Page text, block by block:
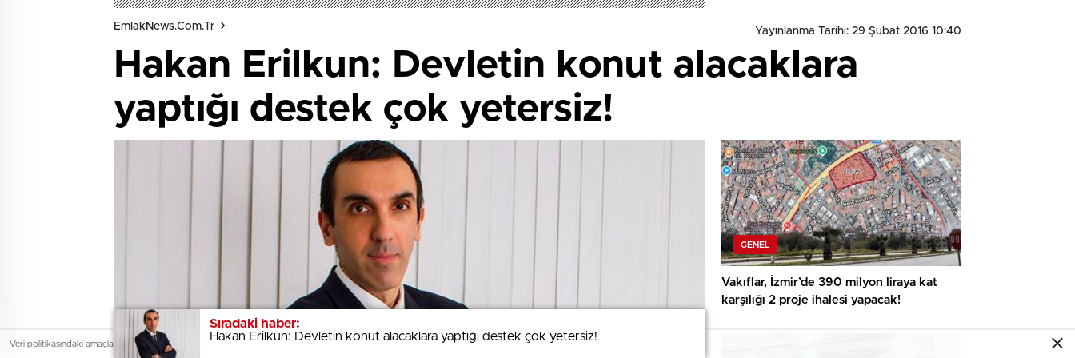
Sıradaki haber:
Hakan Erilkun: Devletin konut alacaklara yaptığı destek çok yetersiz!
EmlakNews.com.tr Yayınlanma Tarihi: 29 Şubat 2016 10:40
Hakan Erilkun: Devletin konut alacaklara
yaptığı destek çok yetersiz!
Sıradaki haber:
Hakan Erilkun: Devletin konut alacaklara yaptığı destek çok yetersiz!
GENEL
Vakıflar, İzmir’de 390 milyon liraya kat
karşılığı 2 proje ihalesi yapacak!
Veri politikasındaki amaçlarla sınırlı ve mevzuata uygun şekilde çerez kullanıyoruz. Sitemizi kullanmaya devam ederek bunu kabul etmiş olursunuz.